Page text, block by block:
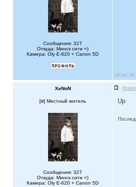
Сообщения: 327
Откуда: Минск сити =)
Камера: Oly E-620 + Canon 5D
19 окт,
XeNoN
[ ] Местный житель
Сообщения: 327
Откуда: Минск сити =)
Камера: Oly E-620 + Canon 5D
Up